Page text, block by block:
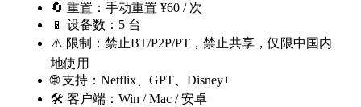
🔄 重置：手动重置 ¥60 / 次
📱 设备数：5 台
⚠️ 限制：禁止BT/P2P/PT，禁止共享，仅限中国内
地使用
🌐 支持：Netflix、GPT、Disney+
🛠 客户端：Win / Mac / 安卓